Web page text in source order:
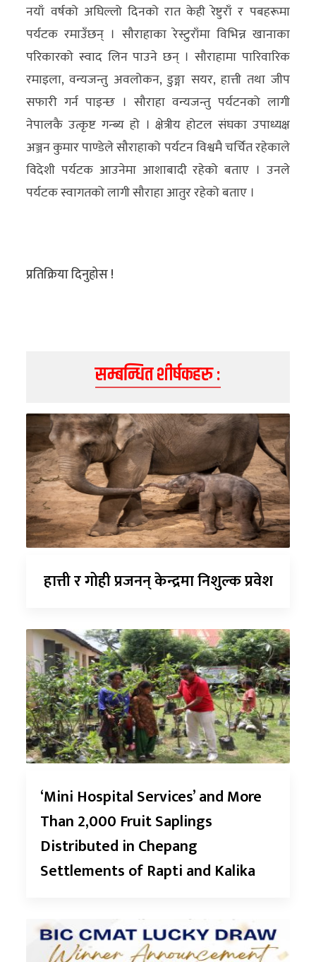
नयाँ वर्षको अघिल्लो दिनको रात केही रेष्टुराँ र पबहरूमा
पर्यटक रमाउँछन् । सौराहाका रेस्टुराँमा विभिन्न खानाका
परिकारको स्वाद लिन पाउने छन् । सौराहामा पारिवारिक
रमाइला, वन्यजन्तु अवलोकन, डुङ्गा सयर, हात्ती तथा जीप
सफारी गर्न पाइन्छ । सौराहा वन्यजन्तु पर्यटनको लागी
नेपालकै उत्कृष्ट गन्ब्य हो । क्षेत्रीय होटल संघका उपाध्यक्ष
अञ्जन कुमार पाण्डेले सौराहाको पर्यटन विश्वमै चर्चित रहेकाले
विदेशी पर्यटक आउनेमा आशाबादी रहेको बताए । उनले
पर्यटक स्वागतको लागी सौराहा आतुर रहेको बताए ।
प्रतिक्रिया दिनुहोस !
सम्बन्धित शीर्षकहरु :
हात्ती र गोही प्रजनन् केन्द्रमा निशुल्क प्रवेश
‘Mini Hospital Services’ and More
Than 2,000 Fruit Saplings
Distributed in Chepang
Settlements of Rapti and Kalika